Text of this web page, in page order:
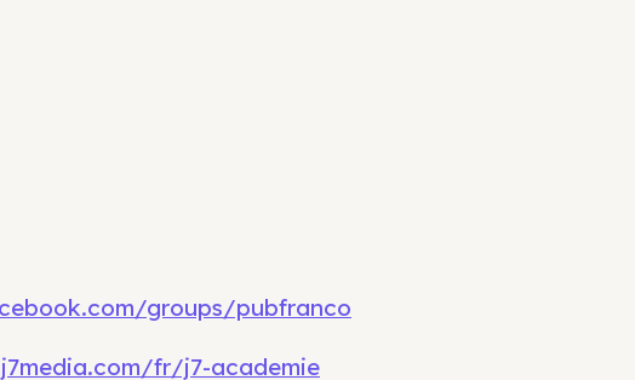
groups/pubfranco
fr/j7-academie